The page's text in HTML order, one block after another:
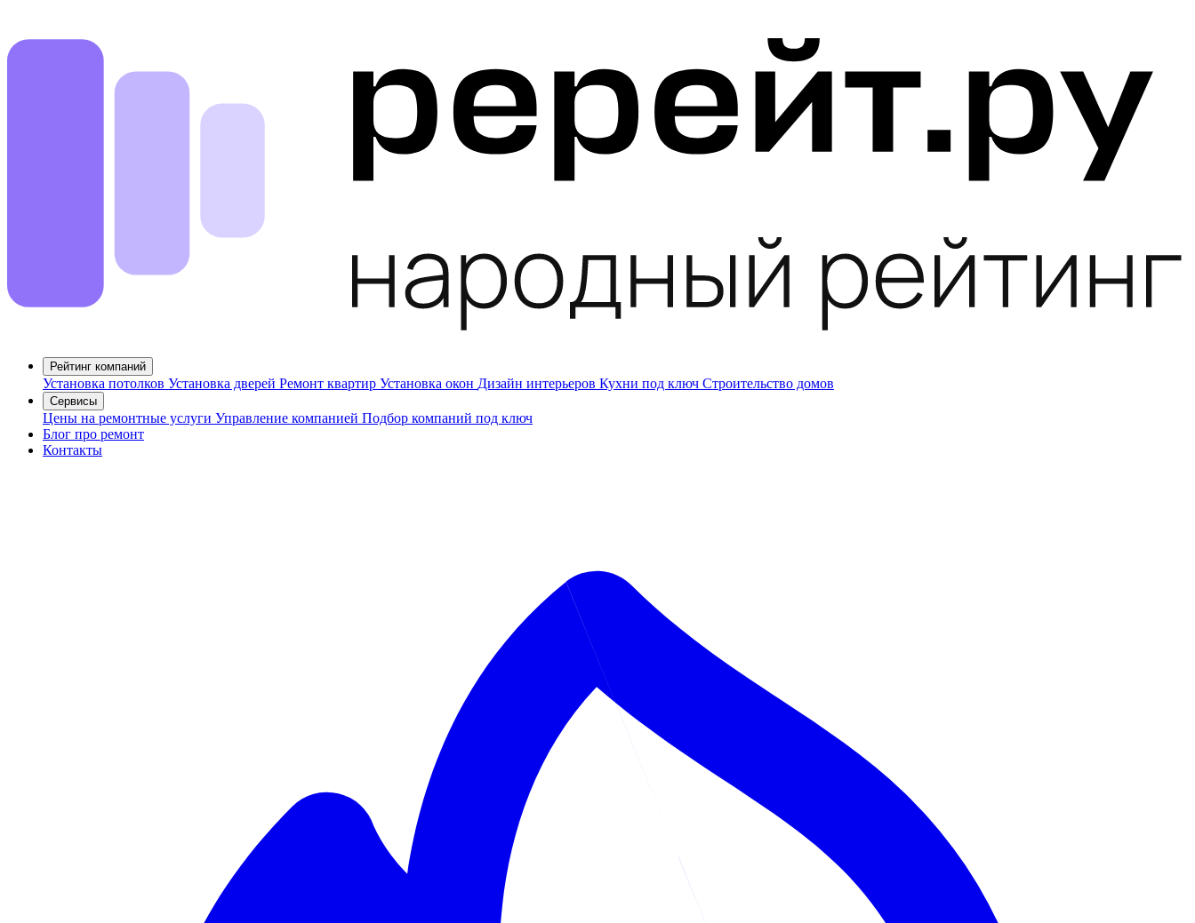
Рейтинг компаний
Установка потолков Установка дверей Ремонт квартир Установка окон Дизайн интерьеров Кухни под ключ Строительство домов
Сервисы
Цены на ремонтные услуги Управление компанией Подбор компаний под ключ
Блог про ремонт
Контакты